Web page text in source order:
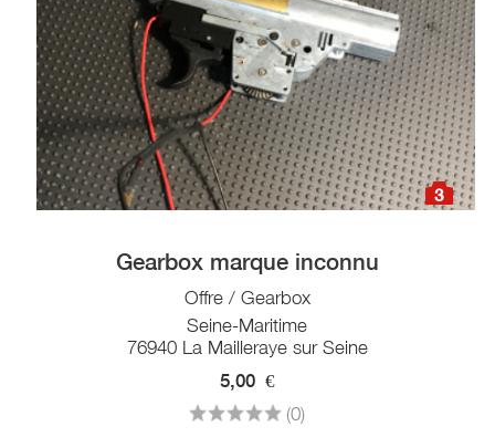
3
Gearbox marque inconnu
Offre / Gearbox
Seine-Maritime
76940 La Mailleraye sur Seine
5,00 €
(0)